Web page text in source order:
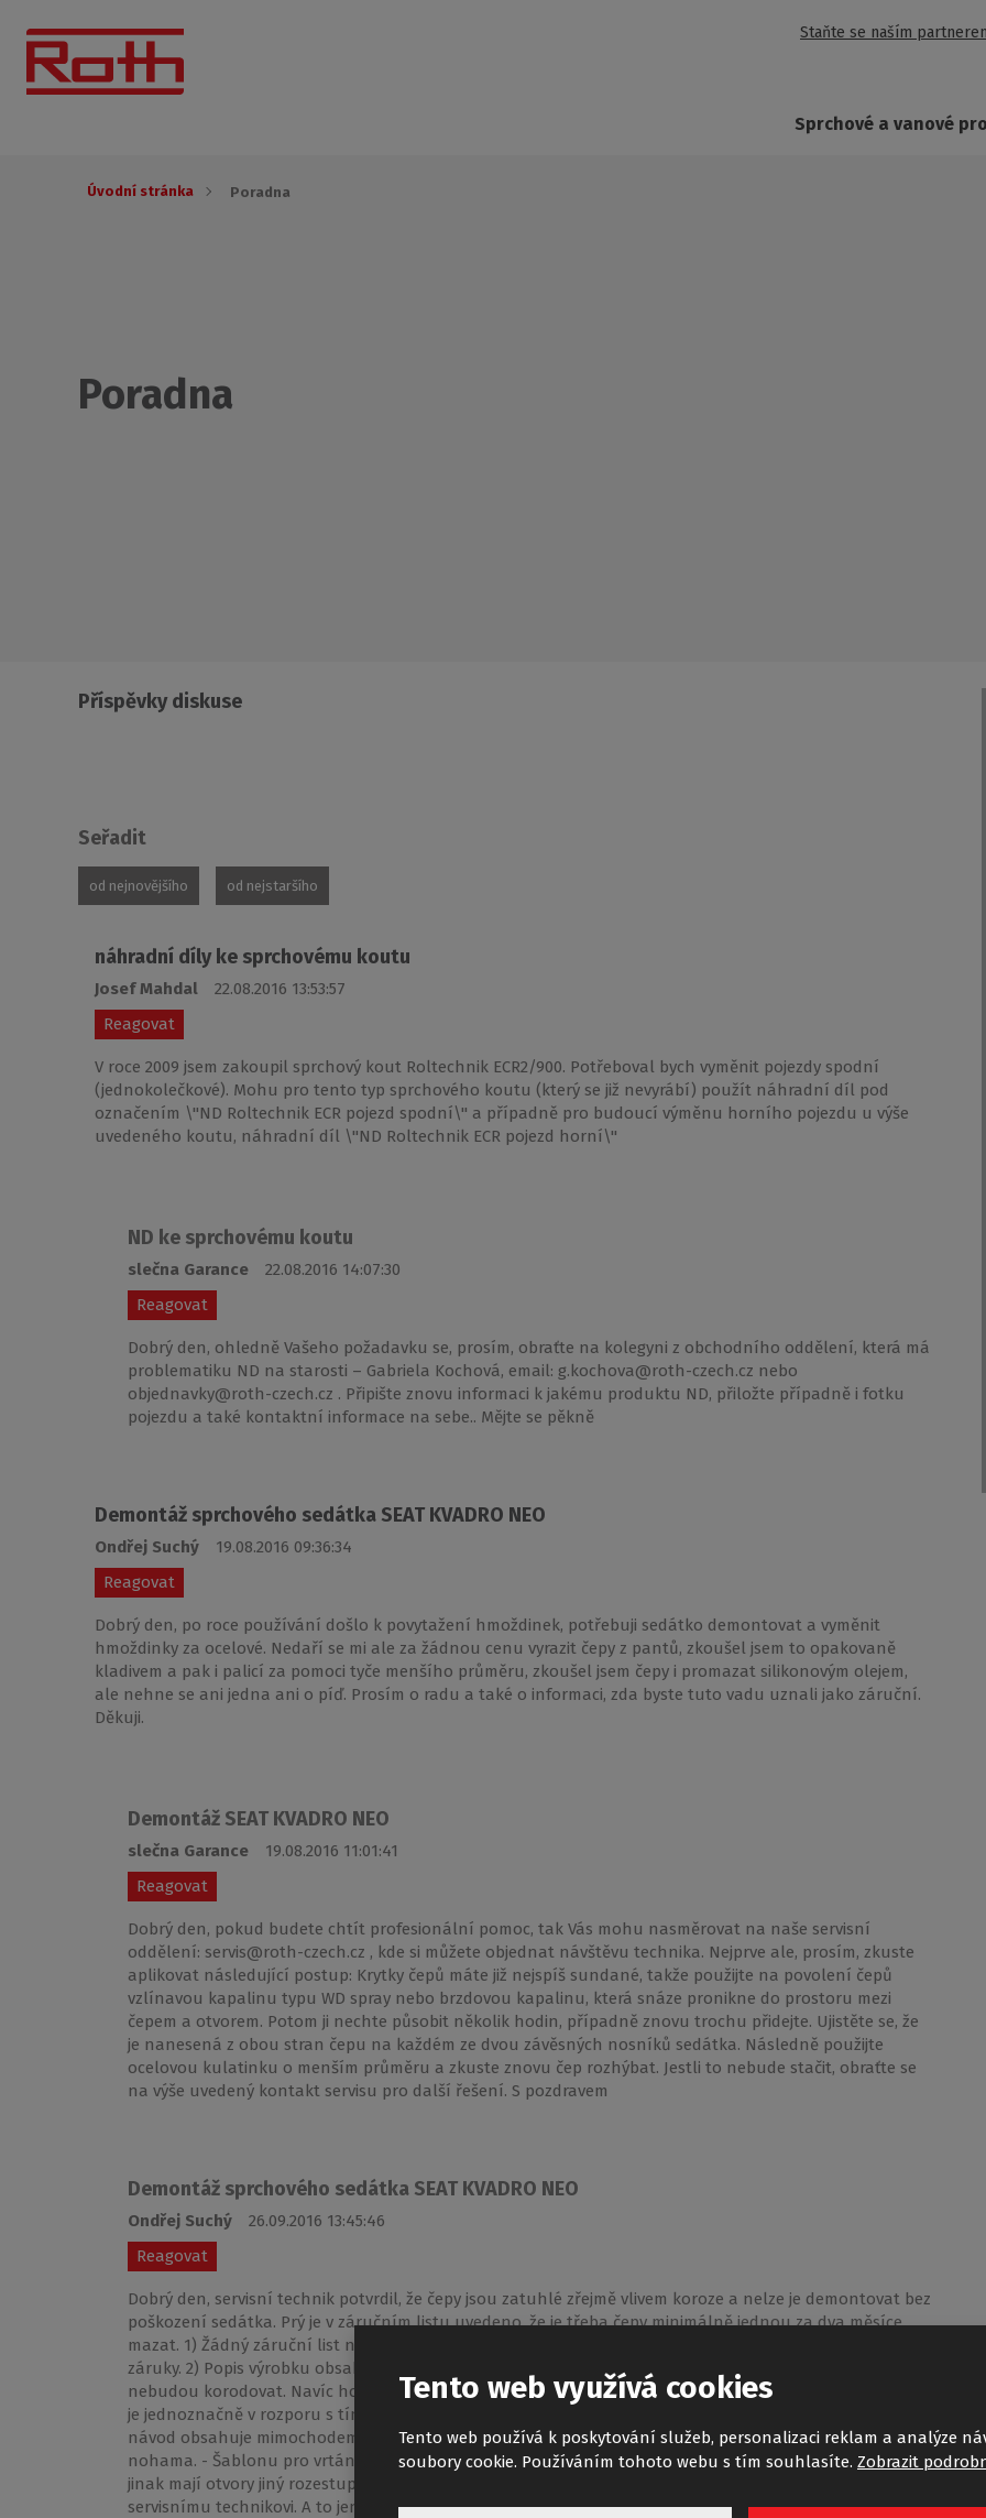
Staňte se naším
Sprchové a vanové
Úvodní stránka Poradna
Poradna
Příspěvky diskuse
Seřadit
od nejnovějšího od nejstaršího
náhradní díly ke sprchovému koutu
Josef Mahdal
22.08.2016 13:53:57
Reagovat
V roce 2009 jsem zakoupil sprchový kout Roltechnik ECR2/900. Potřeboval bych vyměnit pojezdy spodní
(jednokolečkové). Mohu pro tento typ sprchového koutu (který se již nevyrábí) použít náhradní díl pod
označením \"ND Roltechnik ECR pojezd spodní\" a případně pro budoucí výměnu horního pojezdu u výše
uvedeného koutu, náhradní díl \"ND Roltechnik ECR pojezd horní\"
ND ke sprchovému koutu
slečna Garance
22.08.2016 14:07:30
Reagovat
Dobrý den, ohledně Vašeho požadavku se, prosím, obraťte na kolegyni z obchodního oddělení, která má
problematiku ND na starosti – Gabriela Kochová, email: g.kochova@roth-czech.cz nebo
objednavky@roth-czech.cz . Připište znovu informaci k jakému produktu ND, přiložte případně i fotku
pojezdu a také kontaktní informace na sebe.. Mějte se pěkně
Demontáž sprchového sedátka SEAT KVADRO NEO
Ondřej Suchý
19.08.2016 09:36:34
Reagovat
Dobrý den, po roce používání došlo k povytažení hmoždinek, potřebuji sedátko demontovat a vyměnit
hmoždinky za ocelové. Nedaří se mi ale za žádnou cenu vyrazit čepy z pantů, zkoušel jsem to opakovaně
kladivem a pak i palicí za pomoci tyče menšího průměru, zkoušel jsem čepy i promazat silikonovým olejem,
ale nehne se ani jedna ani o píď. Prosím o radu a také o informaci, zda byste tuto vadu uznali jako záruční.
Děkuji.
Demontáž SEAT KVADRO NEO
slečna Garance
19.08.2016 11:01:41
Reagovat
Dobrý den, pokud budete chtít profesionální pomoc, tak Vás mohu nasměrovat na naše servisní
oddělení: servis@roth-czech.cz , kde si můžete objednat návštěvu technika. Nejprve ale, prosím, zkuste
aplikovat následující postup: Krytky čepů máte již nejspíš sundané, takže použijte na povolení čepů
vzlínavou kapalinu typu WD spray nebo brzdovou kapalinu, která snáze pronikne do prostoru mezi
čepem a otvorem. Potom ji nechte působit několik hodin, případně znovu trochu přidejte. Ujistěte se, že
je nanesená z obou stran čepu na každém ze dvou závěsných nosníků sedátka. Následně použijte
ocelovou kulatinku o menším průměru a zkuste znovu čep rozhýbat. Jestli to nebude stačit, obraťte se
na výše uvedený kontakt servisu pro další řešení. S pozdravem
Demontáž sprchového sedátka SEAT KVADRO NEO
Ondřej Suchý
26.09.2016 13:45:46
Reagovat
Dobrý den, servisní technik potvrdil, že čepy jsou zatuhlé zřejmě vlivem koroze a nelze je demontovat bez
poškození sedátka. Prý je v záručním listu uvedeno, že je třeba čepy minimálně jednou za dva měsíce
mazat. 1) Žádný záruční list nebyl s výrobkem dodán, pouze faktura, která je postačující pro doložení
záruky. 2) Popis výrobku obsahuje: \" Je vyrobeno z materiálů, které nevyžadují speciální údržbu a
nebudou korodovat. Navíc ho snadno upevníte do sprchového koutu a následně ho zase vyjmete.\" To
je jednoznačně v rozporu s tím, že je třeba ho pravidelně mazat, jinak vyjmout nepůjde. 3) Montážní
návod obsahuje mimochodem chyby a nedostatky - Vyobrazení na první straně návordu je vzhůru
nohama. - Šablonu pro vrtání otvorů je nepochopitelně nutno přestřihnout a umístit s rozestupem,
jinak mají otvory jiný rozestup. Já to musel řešit výměnou dlaždičky a to samé se prý stalo i vašemu
servisnímu technikovi. A to jen proto, abyste nemuseli pro šablonu použít větší kus papíru. 4) Montážní
Tento web využívá cookies
Tento web používá k poskytování služeb, personalizaci reklam a analýze
soubory cookie. Používáním tohoto webu s tím souhlasíte. Zobrazit